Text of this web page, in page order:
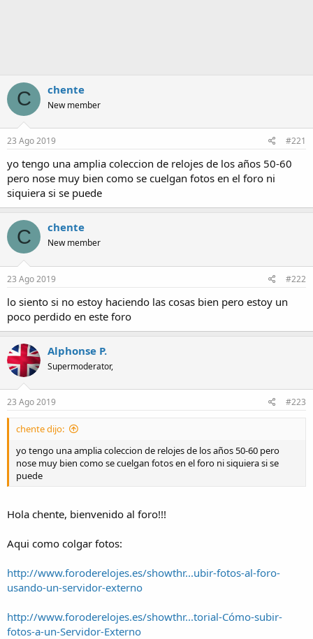
C chente
New member
23 Ago 2019 #221
yo tengo una amplia coleccion de relojes de los años 50-60
pero nose muy bien como se cuelgan fotos en el foro ni
siquiera si se puede
C chente
New member
23 Ago 2019 #222
lo siento si no estoy haciendo las cosas bien pero estoy un
poco perdido en este foro
Alphonse P.
Supermoderator,
23 Ago 2019 #223
chente dijo:
yo tengo una amplia coleccion de relojes de los años 50-60 pero
nose muy bien como se cuelgan fotos en el foro ni siquiera si se
puede
Hola chente, bienvenido al foro!!!
Aqui como colgar fotos:
http://www.foroderelojes.es/showthr...ubir-fotos-al-foro-
usando-un-servidor-externo
http://www.foroderelojes.es/showthr...torial-Cómo-subir-
fotos-a-un-Servidor-Externo